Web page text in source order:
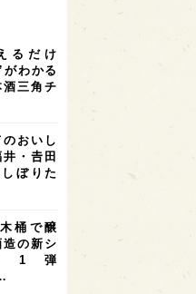
山県 6
根県 5
県
るだけ
わかる
三角チ
おいし
・𠮷田
ぼりた
桶で醸
の新シ
1弾